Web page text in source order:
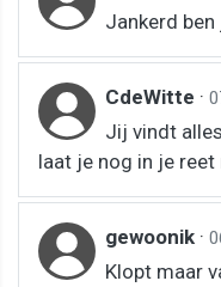
Jankerd ben
CdeWitte ·
Jij vindt
laat je nog in je
gewoonik ·
Klopt maar